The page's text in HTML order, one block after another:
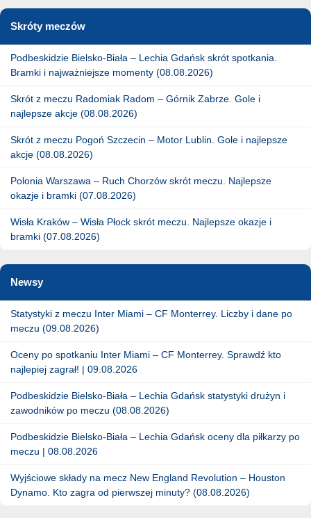
Skróty meczów
Podbeskidzie Bielsko-Biała – Lechia Gdańsk skrót spotkania.
Bramki i najważniejsze momenty (08.08.2026)
Skrót z meczu Radomiak Radom – Górnik Zabrze. Gole i
najlepsze akcje (08.08.2026)
Skrót z meczu Pogoń Szczecin – Motor Lublin. Gole i najlepsze
akcje (08.08.2026)
Polonia Warszawa – Ruch Chorzów skrót meczu. Najlepsze
okazje i bramki (07.08.2026)
Wisła Kraków – Wisła Płock skrót meczu. Najlepsze okazje i
bramki (07.08.2026)
Newsy
Statystyki z meczu Inter Miami – CF Monterrey. Liczby i dane po
meczu (09.08.2026)
Oceny po spotkaniu Inter Miami – CF Monterrey. Sprawdź kto
najlepiej zagrał! | 09.08.2026
Podbeskidzie Bielsko-Biała – Lechia Gdańsk statystyki drużyn i
zawodników po meczu (08.08.2026)
Podbeskidzie Bielsko-Biała – Lechia Gdańsk oceny dla piłkarzy po
meczu | 08.08.2026
Wyjściowe składy na mecz New England Revolution – Houston
Dynamo. Kto zagra od pierwszej minuty? (08.08.2026)